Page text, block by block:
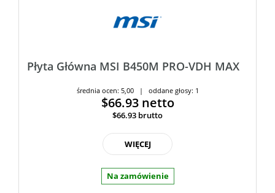
Płyta Główna MSI B450M PRO-VDH MAX
średnia ocen: 5,00 | oddane głosy: 1
$66.93 netto
$66.93 brutto
WIĘCEJ
Na zamówienie